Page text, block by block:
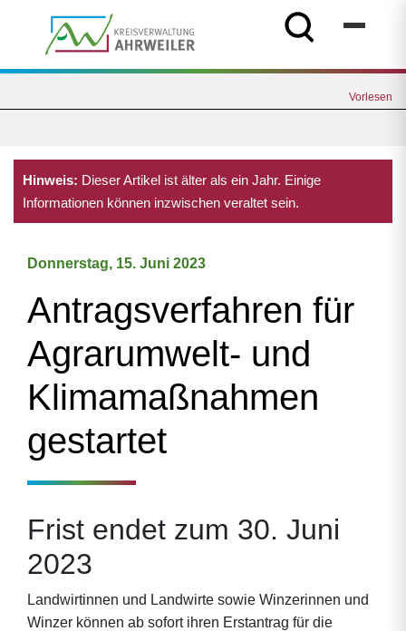
Vorlesen
Hinweis: Dieser Artikel ist älter als ein Jahr. Einige
Informationen können inzwischen veraltet sein.
Donnerstag, 15. Juni 2023
Antragsverfahren für
Agrarumwelt- und
Klimamaßnahmen
gestartet
Frist endet zum 30. Juni
2023
Landwirtinnen und Landwirte sowie Winzerinnen und
Winzer können ab sofort ihren Erstantrag für die